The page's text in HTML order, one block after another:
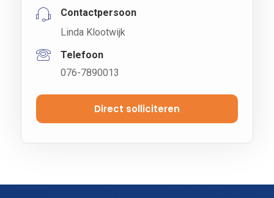
Contactpersoon
Linda Klootwijk
Telefoon
076-7890013
Direct solliciteren